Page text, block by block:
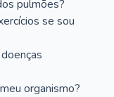
pulmões?
se sou
organismo?